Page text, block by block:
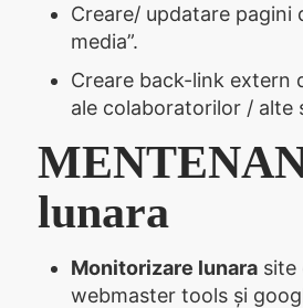
Creare/ updatare pagini
media”.
Creare back-link extern
ale colaboratorilor / alte
lunara
Monitorizare lunarasite
webmaster tools și